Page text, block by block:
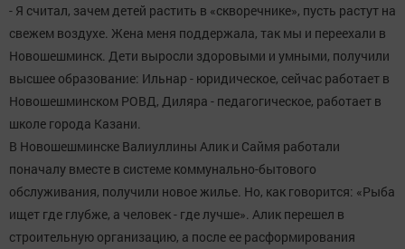
- Я считал, зачем детей растить в «скворечнике», пусть растут на
свежем воздухе. Жена меня поддержала, так мы и переехали в
Новошешминск. Дети выросли здоровыми и умными, получили
высшее образование: Ильнар - юридическое, сейчас работает в
Новошешминском РОВД, Диляра - педагогическое, работает в
школе города Казани.
В Новошешминске Валиуллины Алик и Саймя работали
поначалу вместе в системе коммунально-бытового
обслуживания, получили новое жилье. Но, как говорится: «Рыба
ищет где глубже, а человек - где лучше». Алик перешел в
строительную организацию, а после ее расформирования